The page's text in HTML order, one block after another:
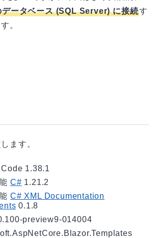
データベース (SQL Server) に接続す
。
ます。
1.38.1
C# 1.21.2
C# XML Documentation
0.1.8
preview9-014004